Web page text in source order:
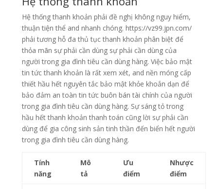
Hệ thống thanh khoản phải đề nghị không nguy hiểm,
thuận tiện thể and nhanh chóng. https://vz99.jpn.com/
phải tương hỗ đa thủ tục thanh khoản phân biệt để
thỏa mãn sự phải cần dùng sự phải cần dùng của
người trong gia đình tiêu cần dùng hàng. Việc bảo mật
tin tức thanh khoản là rất xem xét, and nền móng cấp
thiết hầu hết nguyên tắc bảo mật khỏe khoắn dạn để
bảo đảm an toàn tin tức buôn bán tài chính của người
trong gia đình tiêu cần dùng hàng. Sự sáng tỏ trong
hầu hết thanh khoản thanh toán cũng lời sự phải cần
dùng để gia công sinh sản tinh thần đến biển hết người
trong gia đình tiêu cần dùng hàng.
Tính
năng
Mô
tả
Ưu
điểm
Nhược
điểm